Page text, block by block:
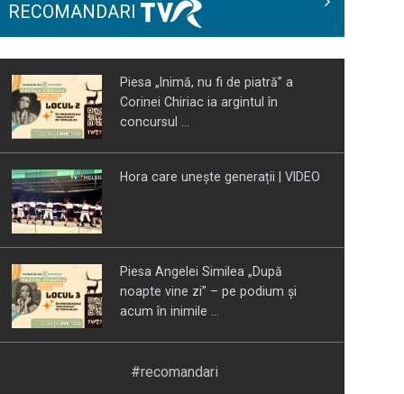
RECOMANDARI
Piesa „Inimă, nu fi de piatră” a
Corinei Chiriac ia argintul în
concursul ...
Hora care unește generații | VIDEO
Piesa Angelei Similea „După
noapte vine zi” – pe podium şi
acum în inimile ...
Cum ne-a îmbolnăvit telefonul și
#recomandari